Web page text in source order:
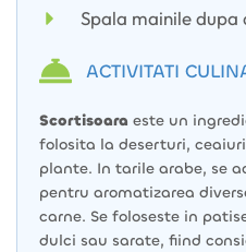
Spala mainile dupa
ACTIVITATI
Scortisoara este un
folosita la deserturi,
plante. In tarile arabe, se
pentru aromatizarea
carne. Se foloseste in
dulci sau sarate, fiind